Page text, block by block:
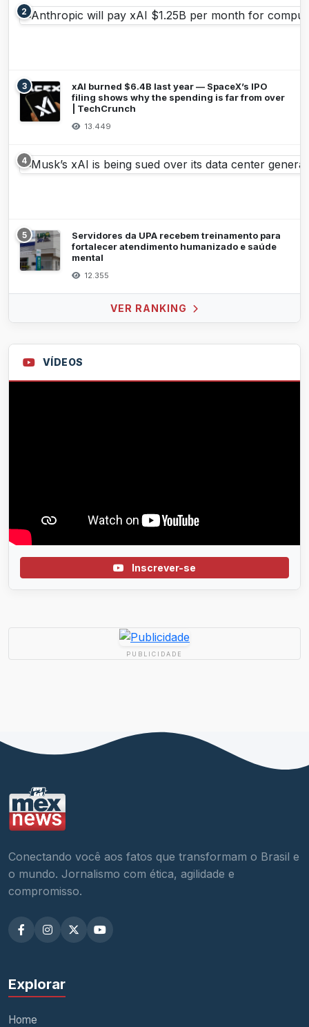
2
3
xAI burned $6.4B last year — SpaceX’s IPO
filing shows why the spending is far from over
| TechCrunch
13.449
4
5
Servidores da UPA recebem treinamento para
fortalecer atendimento humanizado e saúde
mental
12.355
VER RANKING
VÍDEOS
Inscrever-se
PUBLICIDADE
Conectando você aos fatos que transformam o Brasil e
o mundo. Jornalismo com ética, agilidade e
compromisso.
Explorar
Home